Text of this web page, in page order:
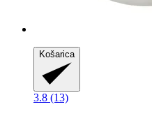
Košarica
3.8 (13)